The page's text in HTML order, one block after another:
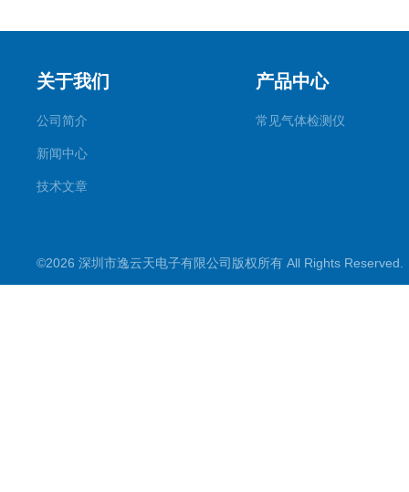
关于我们
公司简介
新闻中心
技术文章
产品中心
常见气体检测仪
©2026 深圳市逸云天电子有限公司版权所有 All Rights